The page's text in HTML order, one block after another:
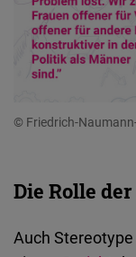
© Friedrich-
Die Rolle
Auch